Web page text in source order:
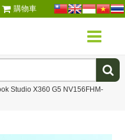
購物車
Studio X360 G5 NV156FHM-